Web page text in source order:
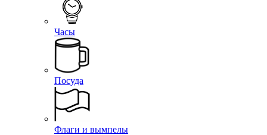
Часы
Посуда
Флаги и вымпелы